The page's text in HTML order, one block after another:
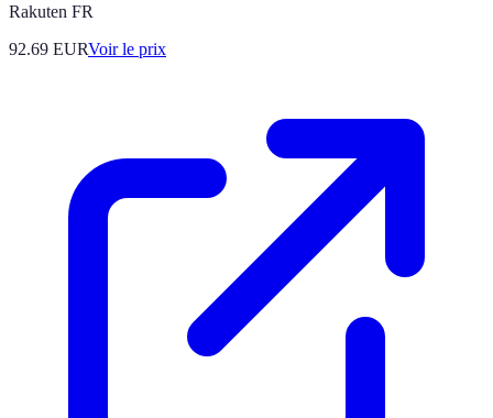
Rakuten FR
92.69 EURVoir le prix